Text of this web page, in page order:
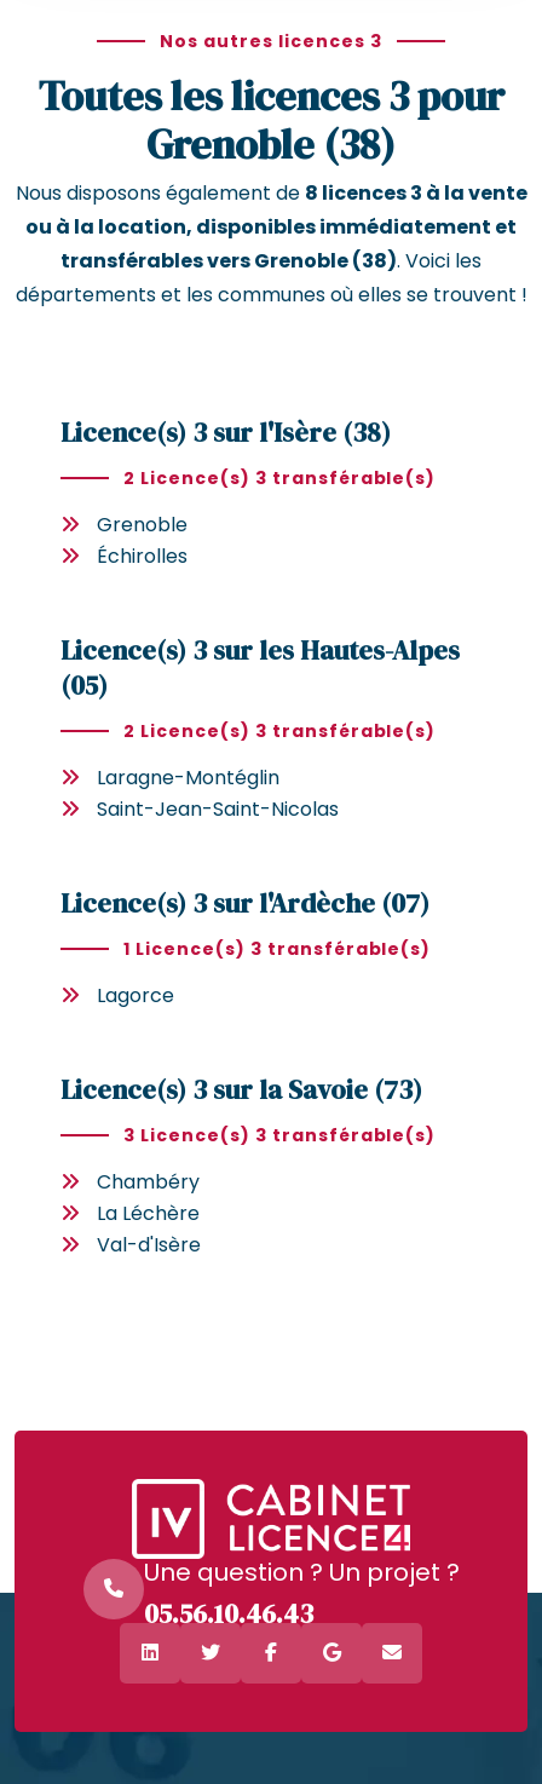
Nos autres licences 3
Toutes les licences 3 pour
Grenoble (38)
Nous disposons également de 8 licences 3 à la vente
ou à la location, disponibles immédiatement et
transférables vers Grenoble (38). Voici les
départements et les communes où elles se trouvent !
Licence(s) 3 sur l'Isère (38)
2 Licence(s) 3 transférable(s)
Grenoble
Échirolles
Licence(s) 3 sur les Hautes-Alpes
(05)
2 Licence(s) 3 transférable(s)
Laragne-Montéglin
Saint-Jean-Saint-Nicolas
Licence(s) 3 sur l'Ardèche (07)
1 Licence(s) 3 transférable(s)
Lagorce
Licence(s) 3 sur la Savoie (73)
3 Licence(s) 3 transférable(s)
Chambéry
La Léchère
Val-d'Isère
Une question ? Un projet ?
05.56.10.46.43